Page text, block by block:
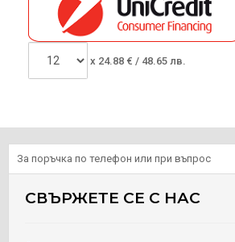
x 24.88 € / 48.65 лв.
За поръчка по телефон или при въпрос
СВЪРЖЕТЕ СЕ С НАС